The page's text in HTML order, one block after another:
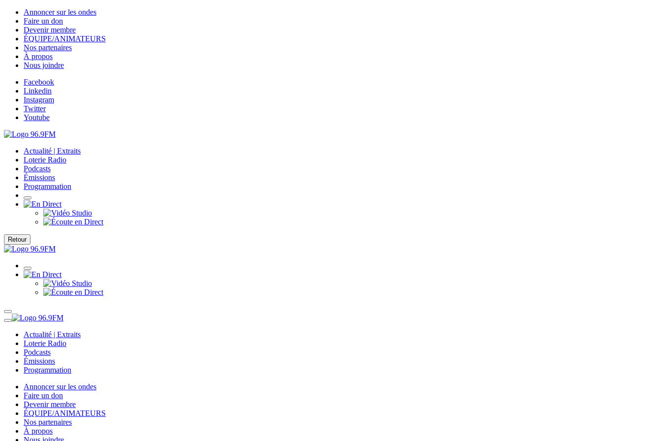
Annoncer sur les ondes
Faire un don
Devenir membre
ÉQUIPE/ANIMATEURS
Nos partenaires
À propos
Nous joindre
Facebook
Linkedin
Instagram
Twitter
Youtube
Actualité | Extraits
Loterie Radio
Podcasts
Émissions
Programmation
Retour
Actualité | Extraits
Loterie Radio
Podcasts
Émissions
Programmation
Annoncer sur les ondes
Faire un don
Devenir membre
ÉQUIPE/ANIMATEURS
Nos partenaires
À propos